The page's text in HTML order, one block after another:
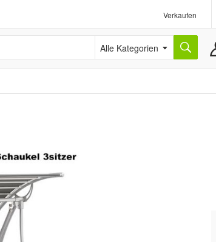
Verkaufen
Alle Kategorien